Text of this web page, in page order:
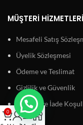
MÜŞTERI HIZMETLERI
Mesafeli Satış
Üyelik Sözleşmesi
Ödeme ve Teslimat
Gizlilik ve Güvenlik
Garanti ve İade
0